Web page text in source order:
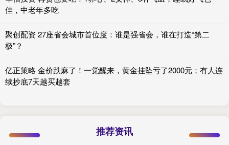
佳，中老年多吃
聚创配资 27座省会城市首位度：谁是强省会，谁在打造“第二
极”？
亿正策略 金价跌麻了！一觉醒来，黄金挂坠亏了2000元；有人连
续抄底7天越买越套
推荐资讯